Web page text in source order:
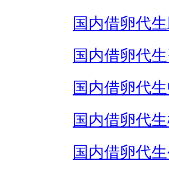
国内借卵代
国内借卵代
国内借卵代
国内借卵代
国内借卵代生